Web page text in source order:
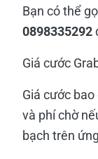
Bạn có thể
0898335292
Giá cước
Giá cước
và phí chờ
bạch trên